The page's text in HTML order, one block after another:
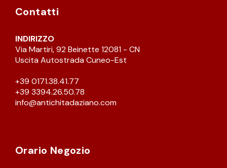
SEDIE POLTRONE DIVANI
CREDENZE – DOPPI CORPI – BUFFET
Contatti
INDIRIZZO
Via Martiri, 92 Beinette 12081 - CN
Uscita Autostrada Cuneo-Est
+39 0171.38.41.77
+39 3394.26.50.78
info@antichitadaziano.com
Orario Negozio